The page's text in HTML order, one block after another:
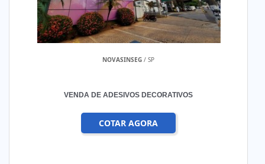
NOVASINSEG / SP
VENDA DE ADESIVOS DECORATIVOS
COTAR AGORA